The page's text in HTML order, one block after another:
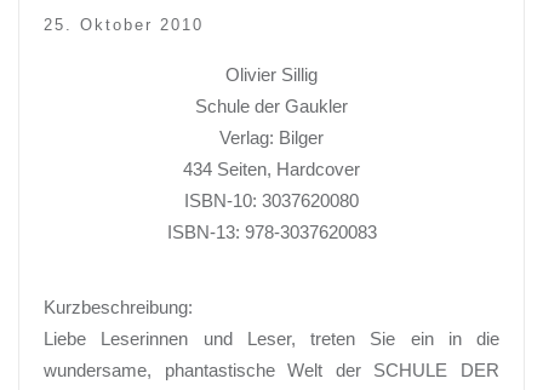
25. Oktober 2010
Olivier Sillig
Schule der Gaukler
Verlag: Bilger
434 Seiten, Hardcover
ISBN-10: 3037620080
ISBN-13: 978-3037620083
Kurzbeschreibung:
Liebe Leserinnen und Leser, treten Sie ein in die
wundersame, phantastische Welt der SCHULE DER